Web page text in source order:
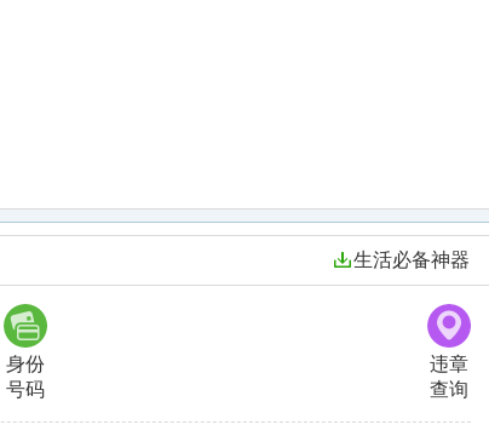
生活必备神器
身份
号码
违章
查询